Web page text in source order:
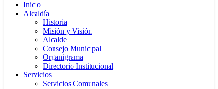
Inicio
Alcaldía
Historia
Misión y Visión
Alcalde
Consejo Municipal
Organigrama
Directorio Institucional
Servicios
Servicios Comunales